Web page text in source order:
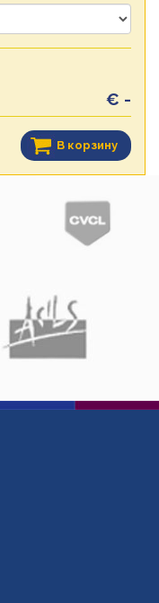
€ -
В корзину